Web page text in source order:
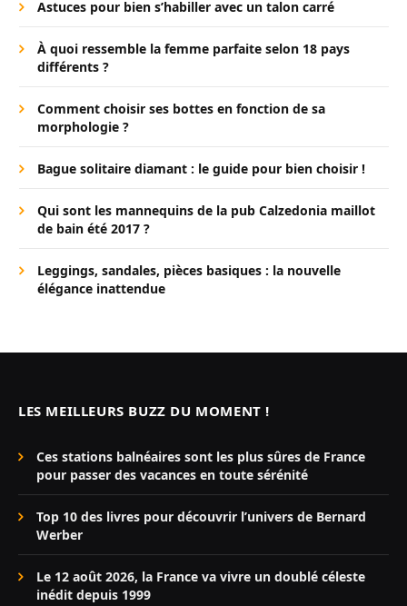
Astuces pour bien s’habiller avec un talon carré
À quoi ressemble la femme parfaite selon 18 pays
différents ?
Comment choisir ses bottes en fonction de sa
morphologie ?
Bague solitaire diamant : le guide pour bien choisir !
Qui sont les mannequins de la pub Calzedonia maillot
de bain été 2017 ?
Leggings, sandales, pièces basiques : la nouvelle
élégance inattendue
LES MEILLEURS BUZZ DU MOMENT !
Ces stations balnéaires sont les plus sûres de France
pour passer des vacances en toute sérénité
Top 10 des livres pour découvrir l’univers de Bernard
Werber
Le 12 août 2026, la France va vivre un doublé céleste
inédit depuis 1999